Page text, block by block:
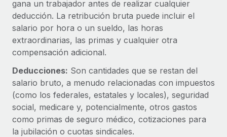
Conexión Remote
Integra los RR. HH. en tus flujos de trabajo sin
complicaciones.
Funciones esenciales de RR. HH. integradas para tu
equipo.
Conectar
Nuevo
Conecta cualquier herramienta de IA con Remote
mediante nuestro MCP.
Mediana empresa
Amplía tu equipo con soluciones de RR. HH.
personalizadas.
Empresa
RR. HH. globales para grandes empresas.
ASOCIARSE
Socios tecnológicos estratégicos
Integra la gestión de los RR. HH. globales en tu
Casos prácticos
Glosario de RR. HH.
Biblioteca de descripciones de puestos
Webinarios
Eventos
Italiano
Português (Portugal)
日本語
한국어
中文（简体）
gana un trabajador antes de realizar cualquier
deducción. La retribución bruta puede incluir el
salario por hora o un sueldo, las horas
extraordinarias, las primas y cualquier otra
compensación adicional.
Deducciones: Son cantidades que se restan del
salario bruto, a menudo relacionadas con impuestos
(como los federales, estatales y locales), seguridad
social, medicare y, potencialmente, otros gastos
como primas de seguro médico, cotizaciones para
la jubilación o cuotas sindicales.